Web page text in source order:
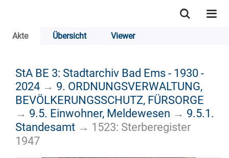
Akte Übersicht Viewer
StA BE 3: Stadtarchiv Bad Ems - 1930 -
2024 → 9. ORDNUNGSVERWALTUNG,
BEVÖLKERUNGSSCHUTZ, FÜRSORGE
→ 9.5. Einwohner, Meldewesen → 9.5.1.
Standesamt → 1523: Sterberegister
1947